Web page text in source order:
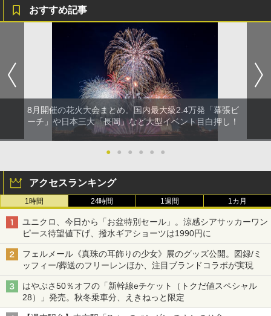
おすすめ記事
8月開催の花火大会まとめ。国内最大級2.4万発「幕張ビ
ーチ」や日本三大「長岡」など大型イベント目白押し！
● ● ● ● ● ●
アクセスランキング
1時間 24時間 1週間 1カ月
ユニクロ、今日から「お盆特別セール」。涼感シアサッカーワン
ピース待望値下げ、撥水ギアショーツは1990円に
フェルメール《真珠の耳飾りの少女》展のグッズ公開。図録/ミ
ッフィー/葬送のフリーレンほか、注目ブランドコラボが実現
はやぶさ50％オフの「新幹線eチケット（トクだ値スペシャル
28）」発売。秋冬乗車分、えきねっと限定